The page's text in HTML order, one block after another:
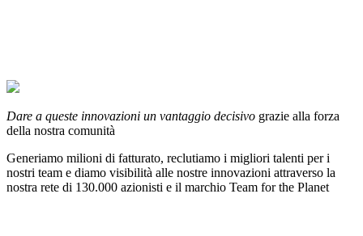
Dare a queste innovazioni un vantaggio decisivo grazie alla forza
della nostra comunità
Generiamo milioni di fatturato, reclutiamo i migliori talenti per i
nostri team e diamo visibilità alle nostre innovazioni attraverso la
nostra rete di 130.000 azionisti e il marchio Team for the Planet